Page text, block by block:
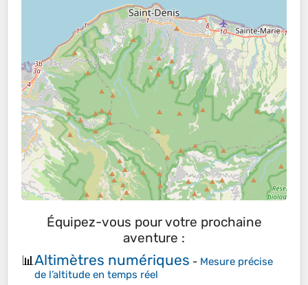
Équipez-vous pour votre prochaine
aventure :
📊Altimètres numériques - Mesure précise
de l’altitude en temps réel